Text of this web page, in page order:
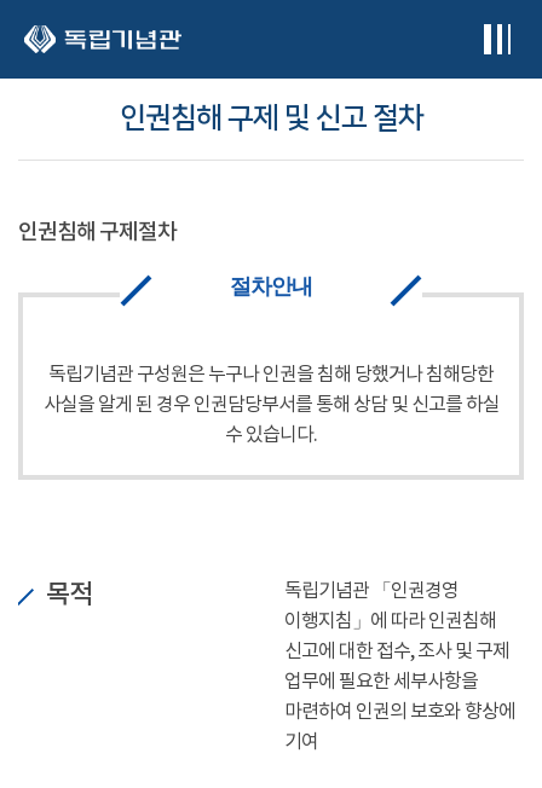
인권침해 구제 및 신고 절차
인권침해 구제절차
절차안내
독립기념관 구성원은 누구나 인권을 침해 당했거나 침해당한
사실을 알게 된 경우 인권담당부서를 통해 상담 및 신고를 하실
수 있습니다.
목적
독립기념관 「인권경영
이행지침」에 따라 인권침해
신고에 대한 접수, 조사 및 구제
업무에 필요한 세부사항을
마련하여 인권의 보호와 향상에
기여